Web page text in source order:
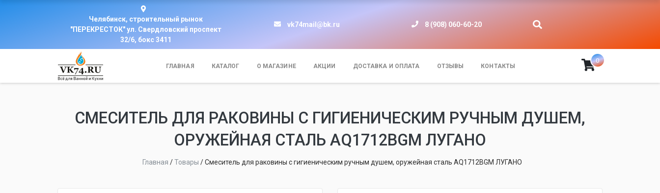
Челябинск, строительный рынок
"ПЕРЕКРЕСТОК" ул. Свердловский проспект
32/6, бокс 3411
vk74mail@bk.ru 8 (908) 060-60-20
ГЛАВНАЯ КАТАЛОГ О МАГАЗИНЕ АКЦИИ ДОСТАВКА И ОПЛАТА ОТЗЫВЫ КОНТАКТЫ
0
СМЕСИТЕЛЬ ДЛЯ РАКОВИНЫ С ГИГИЕНИЧЕСКИМ РУЧНЫМ ДУШЕМ,
ОРУЖЕЙНАЯ СТАЛЬ AQ1712BGM ЛУГАНО
Главная /Товары /Смеситель для раковины с гигиеническим ручным душем, оружейная сталь AQ1712BGM ЛУГАНО